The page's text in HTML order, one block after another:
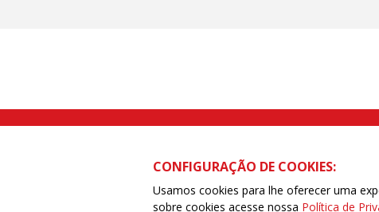
Rua Caetano Pinto nº 575 CEP 03041-
CONFIGURAÇÃO DE COOKIES:
Usamos cookies para lhe oferecer uma
sobre cookies acesse nossa Política de